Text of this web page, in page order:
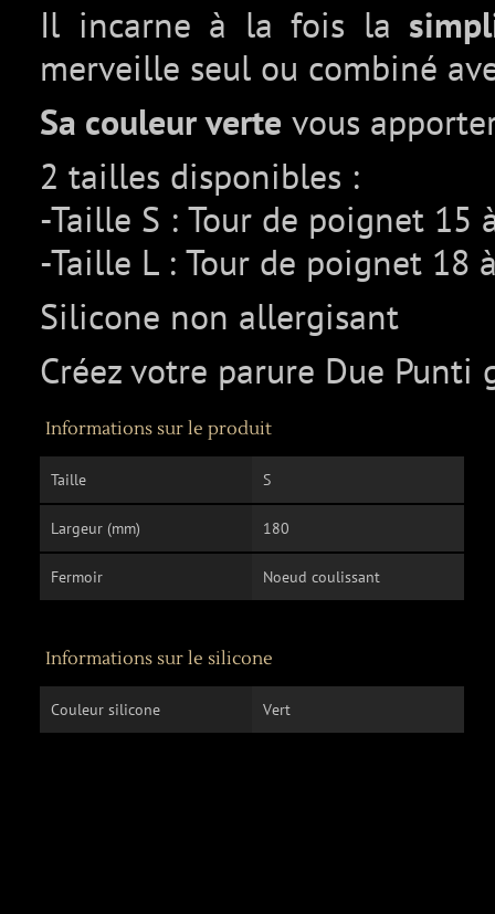
Il incarne à la fois la
merveille seul ou combiné
Sa couleur verte vous
2 tailles disponibles :
-Taille S : Tour de poignet 15
-Taille L : Tour de poignet 18
Silicone non allergisant
Créez votre parure Due Punti
Informations sur le produit
Taille S
Largeur (mm) 180
Fermoir Noeud coulissant
Informations sur le silicone
Couleur silicone Vert